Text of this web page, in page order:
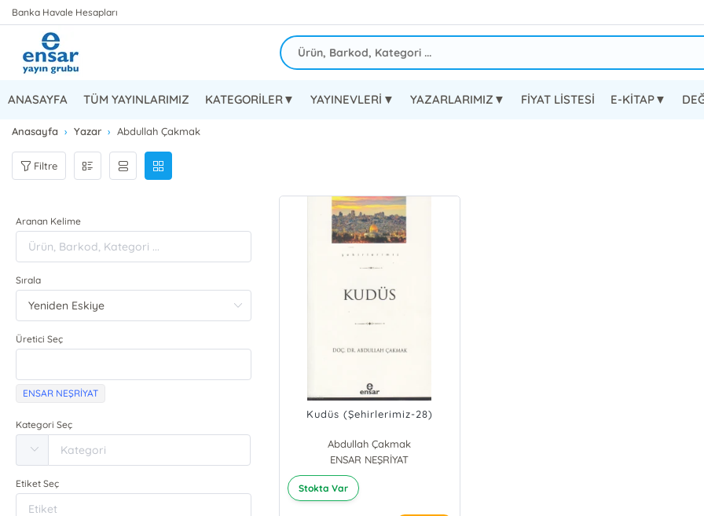
Banka Havale Hesapları
ANASAYFA TÜM YAYINLARIMIZ KATEGORİLER▼ YAYINEVLERİ▼ YAZARLARIMIZ▼ FİYAT LİSTESİ E-KİTAP▼
Anasayfa Yazar Abdullah Çakmak
Filtre
Aranan Kelime
Sırala
Üretici Seç
ENSAR NEŞRİYAT
Kategori Seç
Etiket Seç
Kudüs (Şehirlerimiz-28)
Abdullah Çakmak
ENSAR NEŞRİYAT
Stokta Var